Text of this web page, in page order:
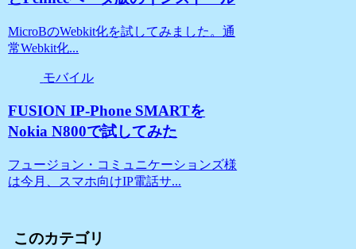
MicroBのWebkit化を試してみました。通
常Webkit化...
モバイル
FUSION IP-Phone SMARTを
Nokia N800で試してみた
フュージョン・コミュニケーションズ様
は今月、スマホ向けIP電話サ...
このカテゴリ